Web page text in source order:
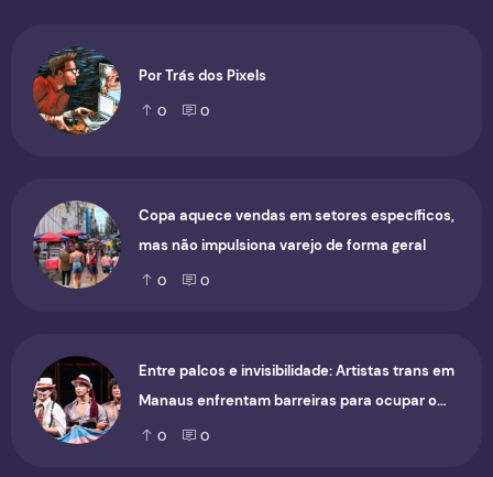
Por Trás dos Pixels
0 0
Copa aquece vendas em setores específicos,
mas não impulsiona varejo de forma geral
0 0
Entre palcos e invisibilidade: Artistas trans em
Manaus enfrentam barreiras para ocupar o
cenário cultural
0 0